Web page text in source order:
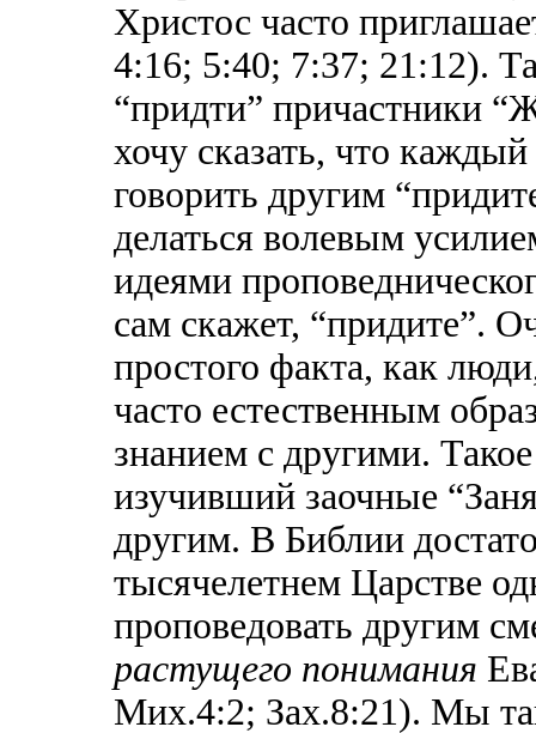
Христос часто
4:16; 5:40; 7:37; 21:12).
“придти” причастники
хочу сказать, что
говорить другим
делаться волевым
идеями
сам скажет, “придите”.
простого факта, как
часто естественным
знанием с другими.
изучивший заочные
другим. В Библии
тысячелетнем Царстве
проповедовать другим
растущего понимания
Мих.4:2; Зах.8:21). Мы